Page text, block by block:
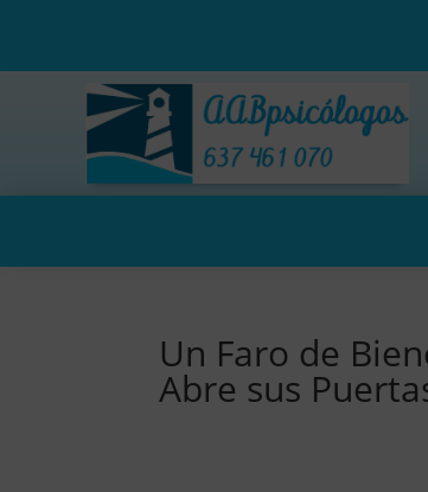
Un Faro de
Abre sus